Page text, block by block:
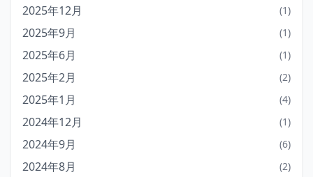
2025年12月 (1)
2025年9月 (1)
2025年6月 (1)
2025年2月 (2)
2025年1月 (4)
2024年12月 (1)
2024年9月 (6)
2024年8月 (2)